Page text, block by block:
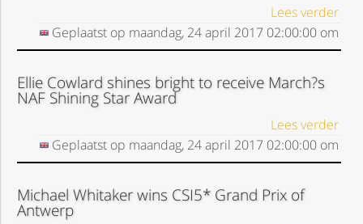
Lees verder
Geplaatst op maandag, 24 april 2017 02:00:00om
Ellie Cowlard shines bright to receive March?s
NAF Shining Star Award
Lees verder
Geplaatst op maandag, 24 april 2017 02:00:00om
Michael Whitaker wins CSI5* Grand Prix of
Antwerp